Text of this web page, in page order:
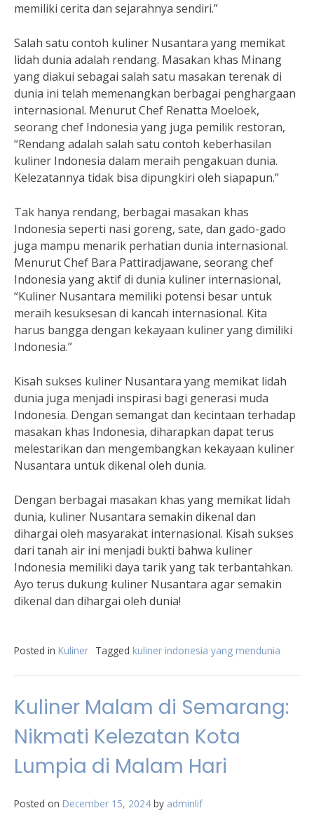
memiliki cerita dan sejarahnya sendiri.”
Salah satu contoh kuliner Nusantara yang memikat
lidah dunia adalah rendang. Masakan khas Minang
yang diakui sebagai salah satu masakan terenak di
dunia ini telah memenangkan berbagai penghargaan
internasional. Menurut Chef Renatta Moeloek,
seorang chef Indonesia yang juga pemilik restoran,
“Rendang adalah salah satu contoh keberhasilan
kuliner Indonesia dalam meraih pengakuan dunia.
Kelezatannya tidak bisa dipungkiri oleh siapapun.”
Tak hanya rendang, berbagai masakan khas
Indonesia seperti nasi goreng, sate, dan gado-gado
juga mampu menarik perhatian dunia internasional.
Menurut Chef Bara Pattiradjawane, seorang chef
Indonesia yang aktif di dunia kuliner internasional,
“Kuliner Nusantara memiliki potensi besar untuk
meraih kesuksesan di kancah internasional. Kita
harus bangga dengan kekayaan kuliner yang dimiliki
Indonesia.”
Kisah sukses kuliner Nusantara yang memikat lidah
dunia juga menjadi inspirasi bagi generasi muda
Indonesia. Dengan semangat dan kecintaan terhadap
masakan khas Indonesia, diharapkan dapat terus
melestarikan dan mengembangkan kekayaan kuliner
Nusantara untuk dikenal oleh dunia.
Dengan berbagai masakan khas yang memikat lidah
dunia, kuliner Nusantara semakin dikenal dan
dihargai oleh masyarakat internasional. Kisah sukses
dari tanah air ini menjadi bukti bahwa kuliner
Indonesia memiliki daya tarik yang tak terbantahkan.
Ayo terus dukung kuliner Nusantara agar semakin
dikenal dan dihargai oleh dunia!
Posted in Kuliner Tagged kuliner indonesia yang mendunia
Kuliner Malam di Semarang:
Nikmati Kelezatan Kota
Lumpia di Malam Hari
Posted on December 15, 2024 by adminlif